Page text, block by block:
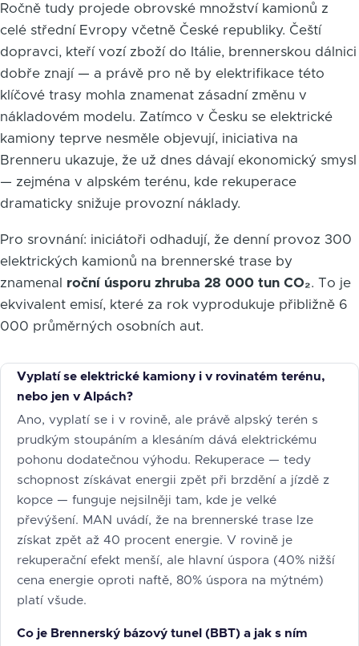
Ročně tudy projede obrovské množství kamionů z
celé střední Evropy včetně České republiky. Čeští
dopravci, kteří vozí zboží do Itálie, brennerskou dálnici
dobře znají — a právě pro ně by elektrifikace této
klíčové trasy mohla znamenat zásadní změnu v
nákladovém modelu. Zatímco v Česku se elektrické
kamiony teprve nesměle objevují, iniciativa na
Brenneru ukazuje, že už dnes dávají ekonomický smysl
— zejména v alpském terénu, kde rekuperace
dramaticky snižuje provozní náklady.
Pro srovnání: iniciátoři odhadují, že denní provoz 300
elektrických kamionů na brennerské trase by
znamenal roční úsporu zhruba 28 000 tun CO₂. To je
ekvivalent emisí, které za rok vyprodukuje přibližně 6
000 průměrných osobních aut.
Vyplatí se elektrické kamiony i v rovinatém terénu,
nebo jen v Alpách?
Ano, vyplatí se i v rovině, ale právě alpský terén s
prudkým stoupáním a klesáním dává elektrickému
pohonu dodatečnou výhodu. Rekuperace — tedy
schopnost získávat energii zpět při brzdění a jízdě z
kopce — funguje nejsilněji tam, kde je velké
převýšení. MAN uvádí, že na brennerské trase lze
získat zpět až 40 procent energie. V rovině je
rekuperační efekt menší, ale hlavní úspora (40% nižší
cena energie oproti naftě, 80% úspora na mýtném)
platí všude.
Co je Brennerský bázový tunel (BBT) a jak s ním